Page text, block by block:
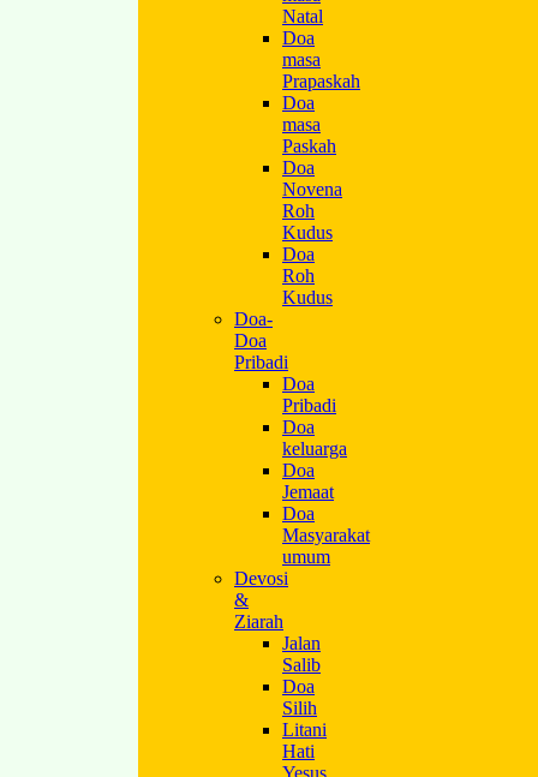
Natal
Doa
masa
Prapaskah
Doa
masa
Paskah
Doa
Novena
Roh
Kudus
Doa
Roh
Kudus
Doa-
Doa
Pribadi
Doa
Pribadi
Doa
keluarga
Doa
Jemaat
Doa
Masyarakat
umum
Devosi
&
Ziarah
Jalan
Salib
Doa
Silih
Litani
Hati
Yesus